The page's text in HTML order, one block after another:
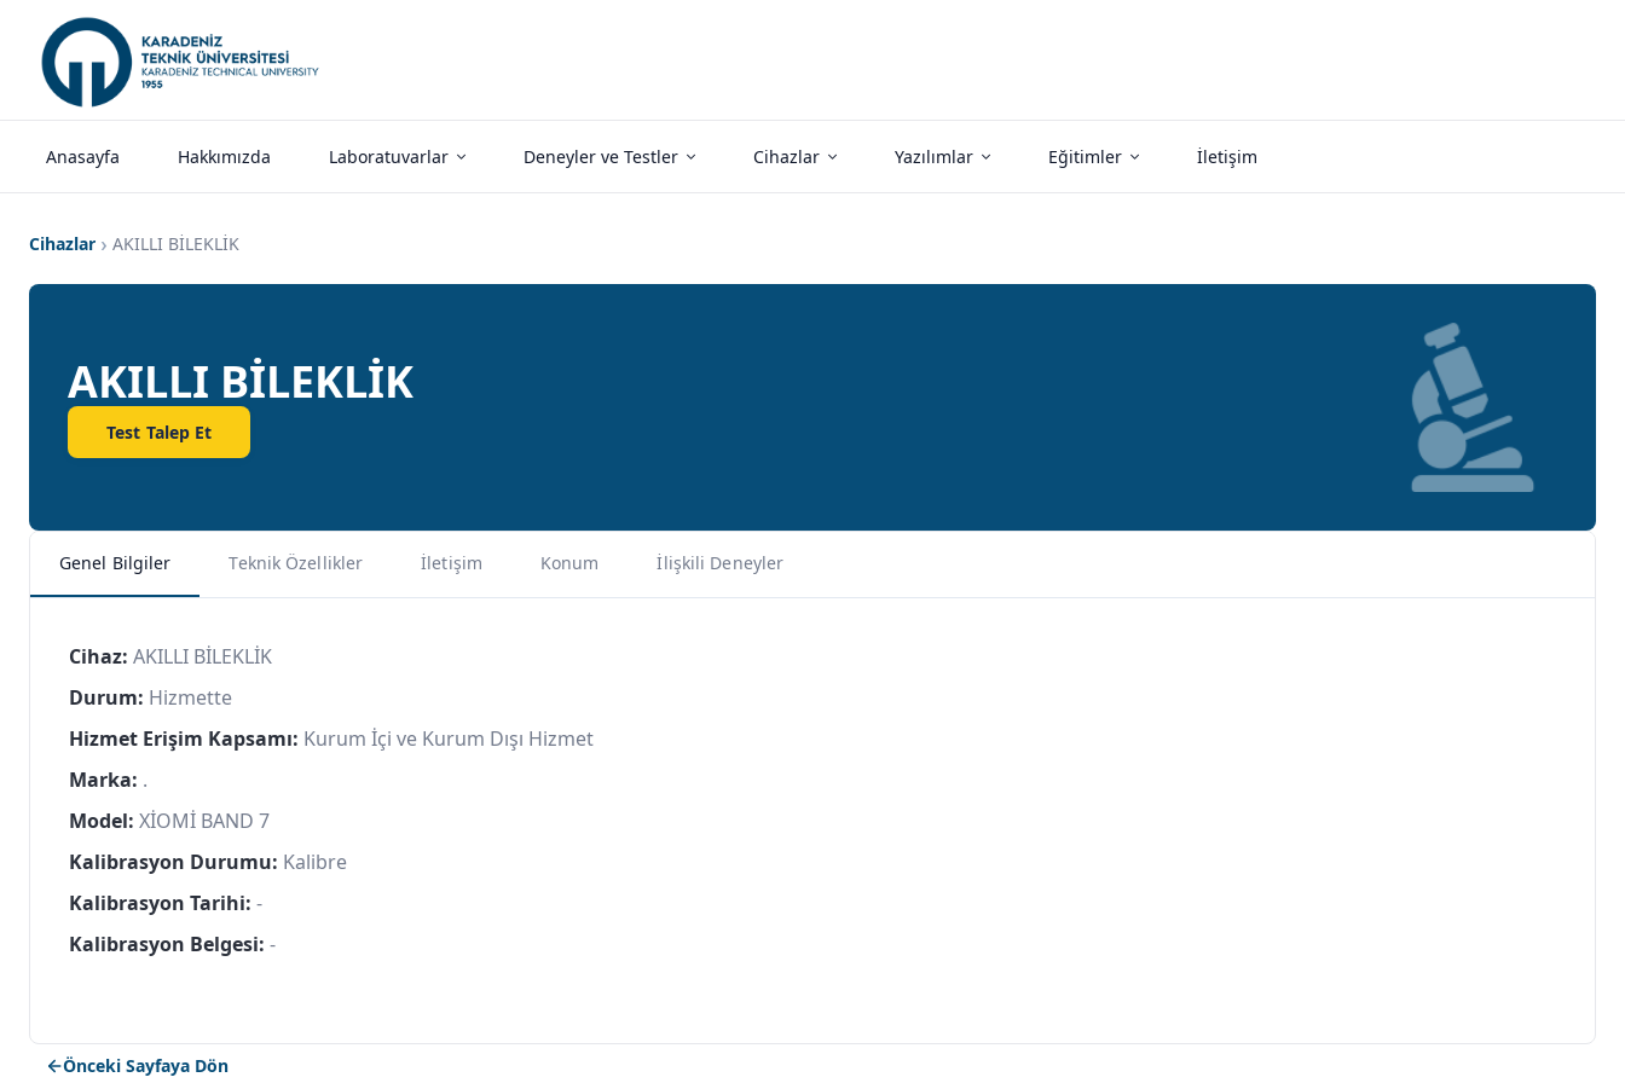
Anasayfa Hakkımızda Laboratuvarlar Deneyler ve Testler Cihazlar Yazılımlar Eğitimler İletişim
Cihazlar AKILLI BİLEKLİK
AKILLI BİLEKLİK
Test Talep Et
Genel Bilgiler Teknik Özellikler İletişim Konum İlişkili Deneyler
Cihaz: AKILLI BİLEKLİK
Durum: Hizmette
Hizmet Erişim Kapsamı: Kurum İçi ve Kurum Dışı Hizmet
Marka: .
Model: XİOMİ BAND 7
Kalibrasyon Durumu: Kalibre
Kalibrasyon Tarihi: -
Kalibrasyon Belgesi: -
Önceki Sayfaya Dön